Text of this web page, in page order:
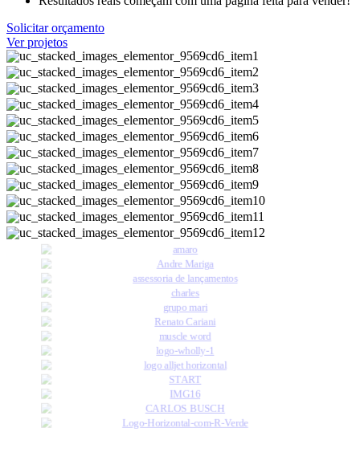
Solicitar orçamento
Ver projetos